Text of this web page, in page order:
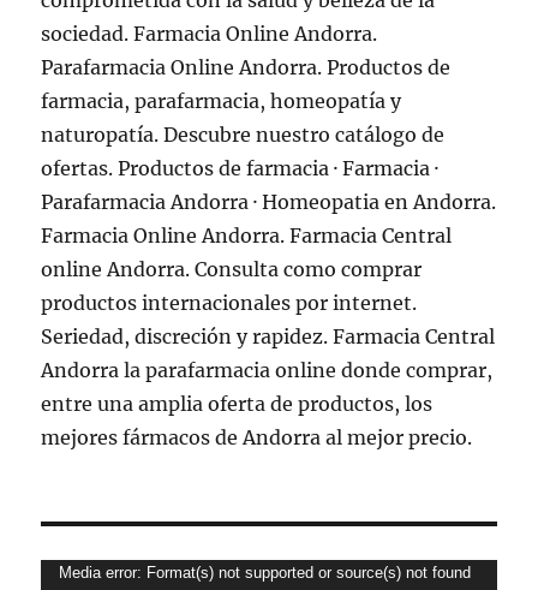
Reproductor
Media error: Format(s) not supported or source(s) not found